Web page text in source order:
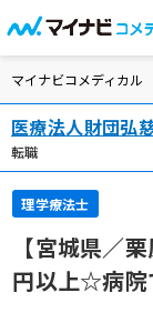
マイナビコメディカル
医療法人財団弘
転職
理学療法士
【宮城県／
円以上☆病院